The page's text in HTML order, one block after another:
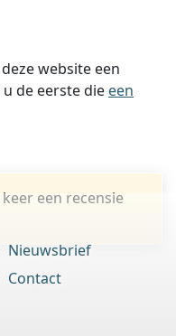
website een
de eerste die een
een recensie
Nieuwsbrief
Contact